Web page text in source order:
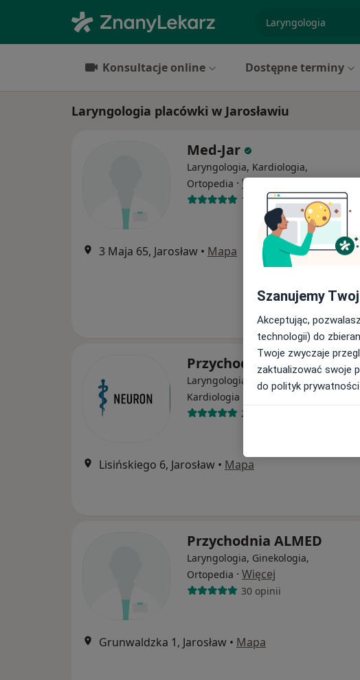
Konsultacje online Dostępne terminy
Laryngologia placówki w Jarosławiu
Med-Jar
Laryngologia, Kardiologia,
Ortopedia · Więcej
140 opinii
3 Maja 65, Jarosław • Mapa
Przychodnia Neuron
Laryngologia, Endokrynologia,
Kardiologia
Więcej
25 opinii
Lisińskiego 6, Jarosław • Mapa
Przychodnia ALMED
Laryngologia, Ginekologia,
Ortopedia · Więcej
30 opinii
Grunwaldzka 1, Jarosław • Mapa
Szanujemy
Akceptując,
technologii) do
Twoje zwyczaje
zaktualizować swoje
do polityk